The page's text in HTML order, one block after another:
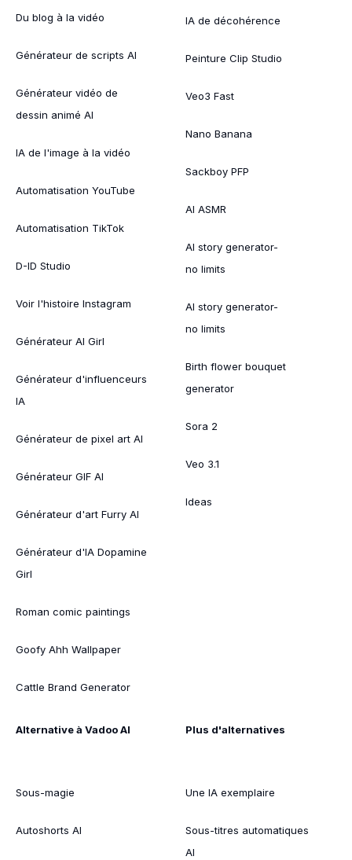
Du blog à la vidéo
Générateur de scripts AI
Générateur vidéo de
dessin animé AI
IA de l'image à la vidéo
Automatisation YouTube
Automatisation TikTok
D-ID Studio
Voir l'histoire Instagram
Générateur AI Girl
Générateur d'influenceurs
IA
Générateur de pixel art AI
Générateur GIF AI
Générateur d'art Furry AI
Générateur d'IA Dopamine
Girl
Roman comic paintings
Goofy Ahh Wallpaper
Cattle Brand Generator
IA de décohérence
Peinture Clip Studio
Veo3 Fast
Nano Banana
Sackboy PFP
AI ASMR
AI story generator-
no limits
AI story generator-
no limits
Birth flower bouquet
generator
Sora 2
Veo 3.1
Ideas
Alternative à Vadoo AI
Sous-magie
Autoshorts AI
Plus d'alternatives
Une IA exemplaire
Sous-titres automatiques
AI